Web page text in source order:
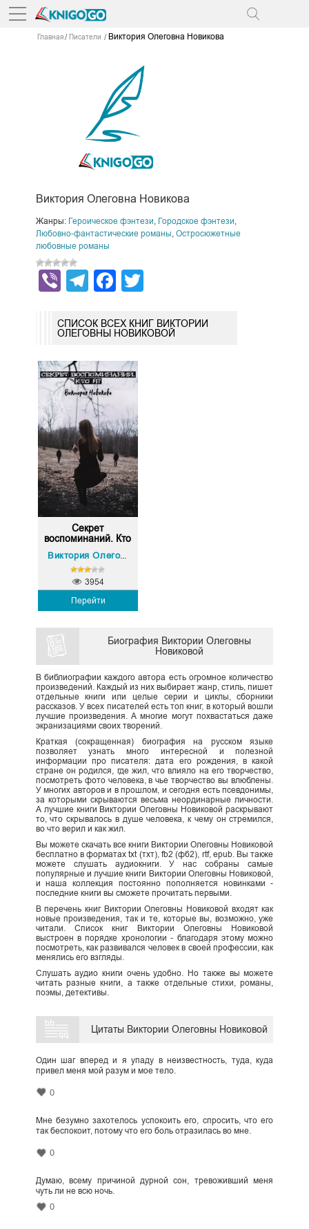
Главная Писатели Виктория Олеговна Новикова
Виктория Олеговна Новикова
Жанры: Героическое фэнтези, Городское фэнтези,
Любовно-фантастические романы, Остросюжетные
любовные романы
ViberTelegram
Facebook
СПИСОК ВСЕХ КНИГ ВИКТОРИИ
ОЛЕГОВНЫ НОВИКОВОЙ
Секрет
воспоминаний. Кто
Виктория Олеговна Новикова
Перейти
3954
Биография Виктории Олеговны
Новиковой
В библиографии каждого автора есть огромное количество
произведений. Каждый из них выбирает жанр, стиль, пишет
отдельные книги или целые серии и циклы, сборники
рассказов. У всех писателей есть топ книг, в который вошли
лучшие произведения. А многие могут похвастаться даже
экранизациями своих творений.
Краткая (сокращенная) биография на русском языке
позволяет узнать много интересной и полезной
информации про писателя: дата его рождения, в какой
стране он родился, где жил, что влияло на его творчество,
посмотреть фото человека, в чье творчество вы влюблены.
У многих авторов и в прошлом, и сегодня есть псевдонимы,
за которыми скрываются весьма неординарные личности.
А лучшие книги Виктории Олеговны Новиковой раскрывают
то, что скрывалось в душе человека, к чему он стремился,
во что верил и как жил.
Вы можете скачать все книги Виктории Олеговны Новиковой
бесплатно в форматах txt (тхт), fb2 (фб2), rtf, epub. Вы также
можете слушать аудиокниги. У нас собраны самые
популярные и лучшие книги Виктории Олеговны Новиковой,
и наша коллекция постоянно пополняется новинками -
последние книги вы сможете прочитать первыми.
В перечень книг Виктории Олеговны Новиковой входят как
новые произведения, так и те, которые вы, возможно, уже
читали. Список книг Виктории Олеговны Новиковой
выстроен в порядке хронологии - благодаря этому можно
посмотреть, как развивался человек в своей профессии, как
менялись его взгляды.
Слушать аудио книги очень удобно. Но также вы можете
читать разные книги, а также отдельные стихи, романы,
поэмы, детективы.
Цитаты Виктории Олеговны Новиковой
Один шаг вперед и я упаду в неизвестность, туда, куда
привел меня мой разум и мое тело.
0
Мне безумно захотелось успокоить его, спросить, что его
так беспокоит, потому что его боль отразилась во мне.
0
Думаю, всему причиной дурной сон, тревоживший меня
чуть ли не всю ночь.
0